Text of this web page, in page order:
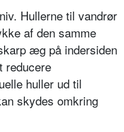
Hullerne til vandrør
af den samme
æg på indersiden
reducere
huller ud til
skydes omkring